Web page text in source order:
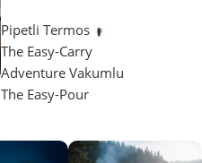
Pipetli Termos
The Easy-Carry
Adventure Vakumlu
The Easy-Pour